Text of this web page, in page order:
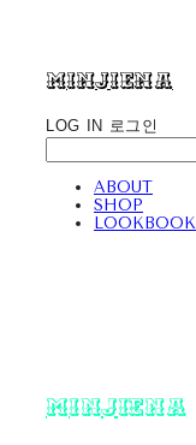
minjiena
LOG IN 로그인
ABOUT
SHOP
LOOKBOOK
minjiena